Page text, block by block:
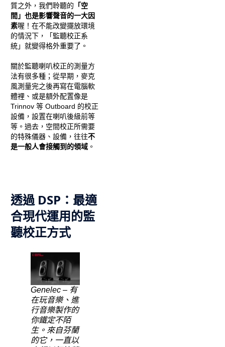
質之外，我們聆聽的 「空
間」也是影響聲音的一大因
素喔！在不能改變擺放環境
的情況下，「監聽校正系
統」就變得格外重要了。
關於監聽喇叭校正的測量方
法有很多種；從早期，麥克
風測量完之後再寫在電腦軟
體裡、或是額外配置像是
Trinnov 等 Outboard 的校正
設備，設置在喇叭後級前等
等。過去，空間校正所需要
的特殊儀器、設備，往往不
是一般人會接觸到的領域。
透過 DSP：最適
合現代運用的監
聽校正方式
Genelec – 有
在玩音樂、進
行音樂製作的
你鐵定不陌
生。來自芬蘭
的它，一直以